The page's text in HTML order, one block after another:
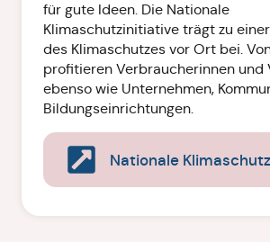
für gute Ideen. Die Nationale
Klimaschutzinitiative trägt zu
des Klimaschutzes vor Ort bei.
profitieren Verbraucherinnen und
ebenso wie Unternehmen,
Bildungseinrichtungen.
Nationale